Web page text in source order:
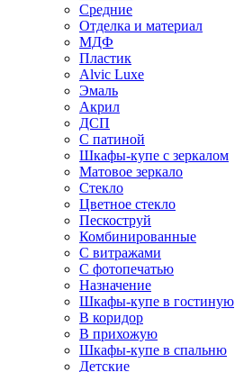
Средние
Отделка и материал
МДФ
Пластик
Alvic Luxe
Эмаль
Акрил
ДСП
С патиной
Шкафы-купе с зеркалом
Матовое зеркало
Стекло
Цветное стекло
Пескоструй
Комбинированные
С витражами
С фотопечатью
Назначение
Шкафы-купе в гостиную
В коридор
В прихожую
Шкафы-купе в спальню
Детские